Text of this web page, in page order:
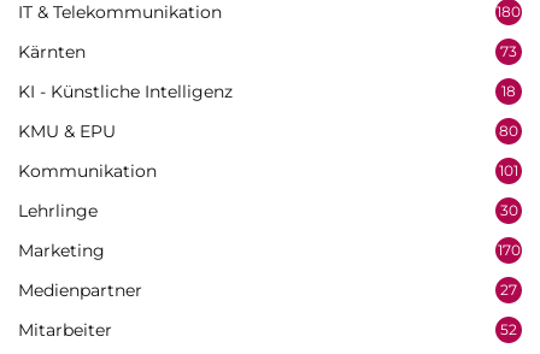
IT & Telekommunikation 180
Kärnten 73
KI - Künstliche Intelligenz 18
KMU & EPU 80
Kommunikation 101
Lehrlinge 30
Marketing 170
Medienpartner 27
Mitarbeiter 52